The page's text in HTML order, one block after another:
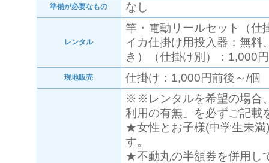
準備が必要なもの なし
レンタル
竿・電動リールセット（仕
イカ仕掛け用投入器：無料
き）（仕掛け別）：1,000
現地販売 仕掛け：1,000円前後～/個
※※レンタルを希望の場合
利用の有無」を必ずご記
★女性とお子様(中学生未
す。
★不動丸の半額券を併用し